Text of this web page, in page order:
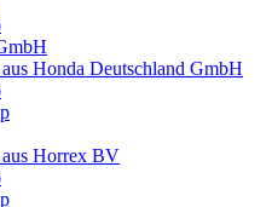
Honda Deutschland GmbH
Horrex BV